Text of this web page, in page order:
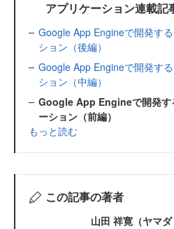
アプリケーション連載記
Google App Engineで開発す
ション（後編）
Google App Engineで開発す
ション（中編）
Google App Engineで開発す
ーション（前編）
もっと読む
この記事の著者
山田 祥寛（ヤマダ